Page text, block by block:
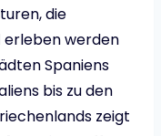
die
erleben werden
Spaniens
bis zu den
zeigt